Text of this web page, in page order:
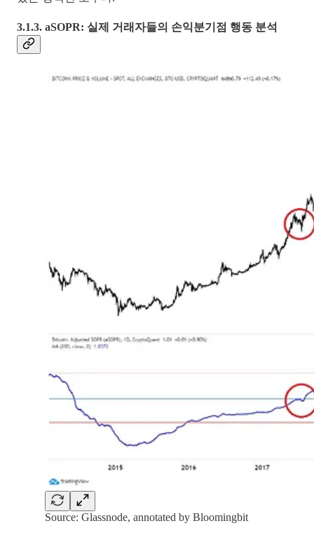
3.1.3. aSOPR: 실제 거래자들의 손익분기점 행동 분석
Source: Glassnode, annotated by Bloomingbit